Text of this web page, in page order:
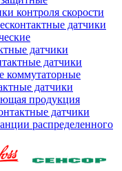
контроля скорости
датчики
датчики
датчики
коммутаторные
датчики
продукция
датчики
распределенного